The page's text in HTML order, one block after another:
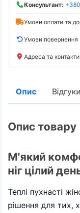
Консультант:
Умови оплати та
Умови повернення
Адреса та контакти
Опис
Опис товару
М'який
ніг цілий
Теплі пухнасті
рішення для тих,